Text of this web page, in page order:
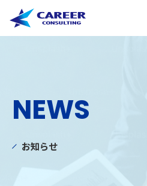
NEWS
お知らせ